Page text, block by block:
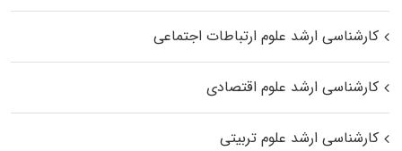
کارشناسی ارشد علوم ارتباطات اجتماعی
کارشناسی ارشد علوم اقتصادی
کارشناسی ارشد علوم تربیتی